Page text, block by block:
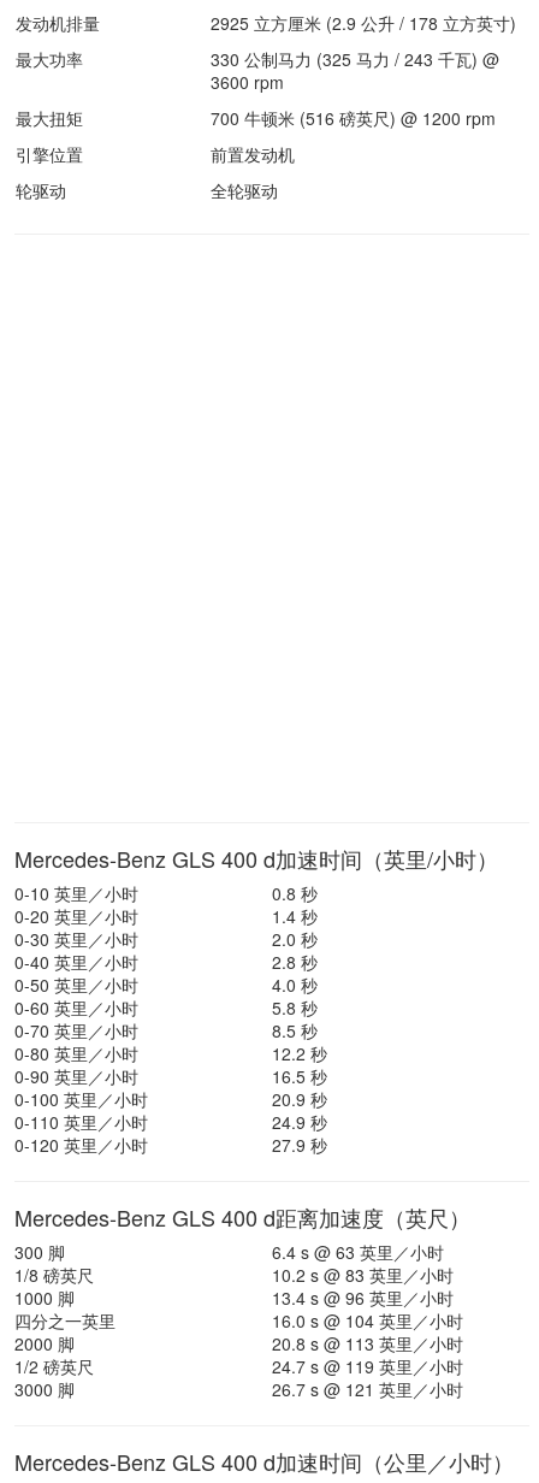
发动机排量
2925 立方厘米 (2.9 公升 / 178 立方英寸)
最大功率
330 公制马力 (325 马力 / 243 千瓦) @
3600 rpm
最大扭矩
700 牛顿米 (516 磅英尺) @ 1200 rpm
引擎位置
前置发动机
轮驱动
全轮驱动
Mercedes-Benz GLS 400 d加速时间（英里/小时）
0-10 英里／小时
0.8 秒
0-20 英里／小时
1.4 秒
0-30 英里／小时
2.0 秒
0-40 英里／小时
2.8 秒
0-50 英里／小时
4.0 秒
0-60 英里／小时
5.8 秒
0-70 英里／小时
8.5 秒
0-80 英里／小时
12.2 秒
0-90 英里／小时
16.5 秒
0-100 英里／小时
20.9 秒
0-110 英里／小时
24.9 秒
0-120 英里／小时
27.9 秒
Mercedes-Benz GLS 400 d距离加速度（英尺）
300 脚
6.4 s @ 63 英里／小时
1/8 磅英尺
10.2 s @ 83 英里／小时
1000 脚
13.4 s @ 96 英里／小时
四分之一英里
16.0 s @ 104 英里／小时
2000 脚
20.8 s @ 113 英里／小时
1/2 磅英尺
24.7 s @ 119 英里／小时
3000 脚
26.7 s @ 121 英里／小时
Mercedes-Benz GLS 400 d加速时间（公里／小时）